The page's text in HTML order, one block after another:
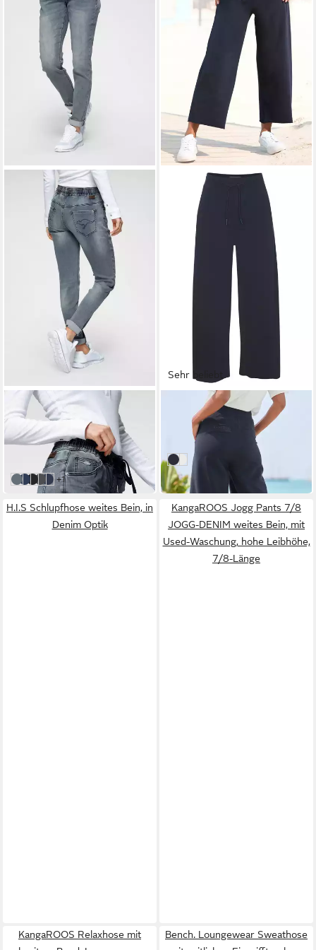
KANGAROOS
Jogg Pants entspannte
Passform
64,99 € UVP79,99 €
light blue
blue used
black used
grey used
dark rinsed
weitere Farben:
+1
Sehr beliebt
ELBSAND
Sweathose Neah in 7/8
Länge, Culotte aus weicher
Sweatware mit Kordelzug,
causal
79,99 €
marine
weiß
H.I.S Schlupfhose weites Bein, in
Denim Optik
KangaROOS Jogg Pants 7/8
JOGG-DENIM weites Bein, mit
Used-Waschung, hohe Leibhöhe,
7/8-Länge
KangaROOS Relaxhose mit
Bench. Loungewear Sweathose